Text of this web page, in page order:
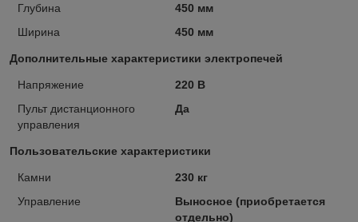
Глубина
450 мм
Ширина
450 мм
Дополнительные характеристики электропечей
Напряжение
220 В
Пульт дистанционного
управления
Да
Пользовательские характеристики
Камни
230 кг
Управление
Выносное (приобретается
отдельно)